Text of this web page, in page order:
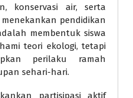
konservasi air, serta
pendidikan
membentuk siswa
teori ekologi, tetapi
perilaku ramah
sehari-hari.
partisipasi aktif